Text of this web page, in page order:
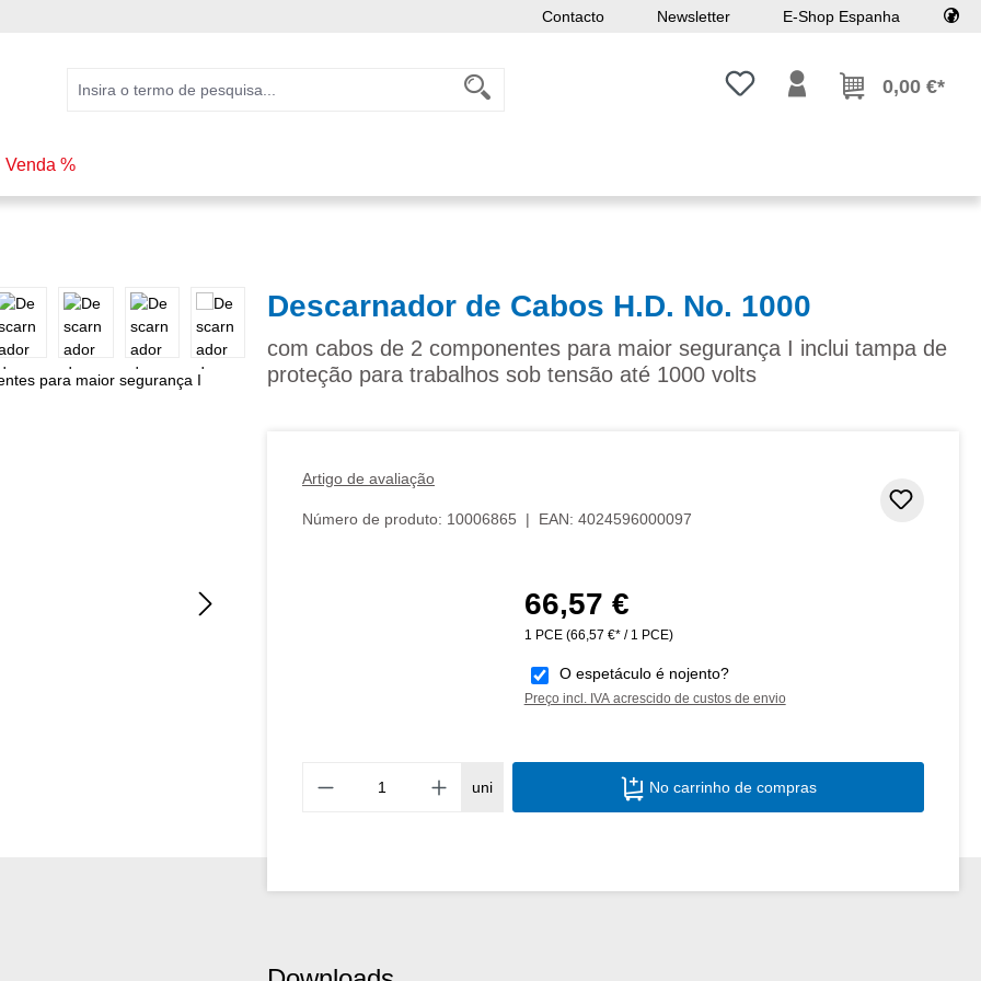
Contacto Newsletter E-Shop Espanha
Tem 0 itens da lista de desejos
0,00 €*
Venda %
Descarnador de Cabos H.D. No. 1000
com cabos de 2 componentes para maior segurança I inclui tampa de
proteção para trabalhos sob tensão até 1000 volts
Artigo de avaliação
Número de produto: 10006865 | EAN: 4024596000097
Preço normal:
66,57 €
1 PCE (66,57 €* / 1 PCE)
O espetáculo é nojento?
Preço incl. IVA acrescido de custos de envio
Quantidade do Produto: Insira a
uni No carrinho de compras